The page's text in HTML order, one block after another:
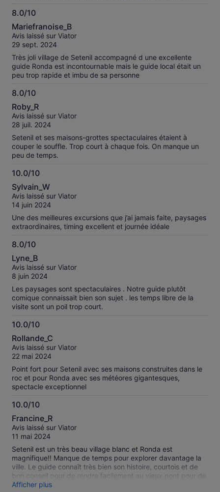
8.0/10
8.0
sur
10
Mariefranoise_B
Avis laissé sur Viator
29 sept. 2024
Très joli village de Setenil accompagné d une excellente
guide Ronda est incontournable mais le guide local était un
peu trop rapide et imbu de sa personne
8.0/10
8.0
sur
10
Roby_R
Avis laissé sur Viator
28 juil. 2024
Setenil et ses maisons-grottes spectaculaires étaient à
couper le souffle. Trop court à chaque fois. On manque un
peu de temps.
10.0/10
10.0
sur
10
Sylvain_W
Avis laissé sur Viator
14 juin 2024
Une des meilleures excursions que j’ai jamais faite, paysages
extraordinaires, timing excellent et journée idéale
8.0/10
8.0
sur
10
Lyne_B
Avis laissé sur Viator
8 juin 2024
Les paysages sont spectaculaires . Notre guide plutôt
comique connaissait bien son sujet . les temps libre de la
visite sont un poil trop court.
10.0/10
10.0
sur
10
Rollande_C
Avis laissé sur Viator
22 mai 2024
Point fort pour Setenil avec ses maisons construites dans le
roc et pour Ronda avec ses météores gigantesques,
spectacle exceptionnel
10.0/10
10.0
sur
10
Francine_R
Avis laissé sur Viator
11 mai 2024
Setenil est un très beau village blanc et Ronda est
magnifique!! Manque de temps pour explorer davantage la
ville. Le guide connaît très bien son histoire, courtois et de
bon conseil pour de rendre facilement au vieux pont pour de
belles photos!
Afficher plus